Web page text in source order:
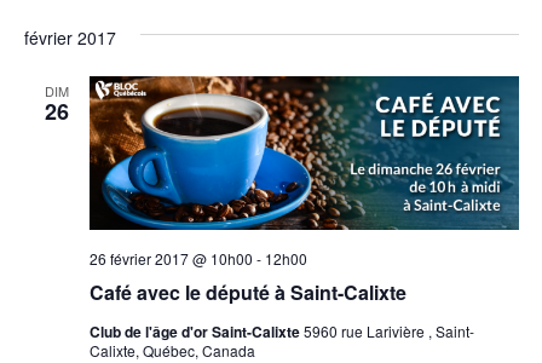
de
vues
une
février 2017
DIM
26
Café avec le député à Saint-Calixte
26 février 2017 @ 10h00 - 12h00
Club de l'âge d'or Saint-Calixte5960 rue Larivière , Saint-
Calixte, Québec, Canada